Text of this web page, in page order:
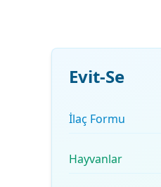
Evit-Se
İlaç Formu
Hayvanlar